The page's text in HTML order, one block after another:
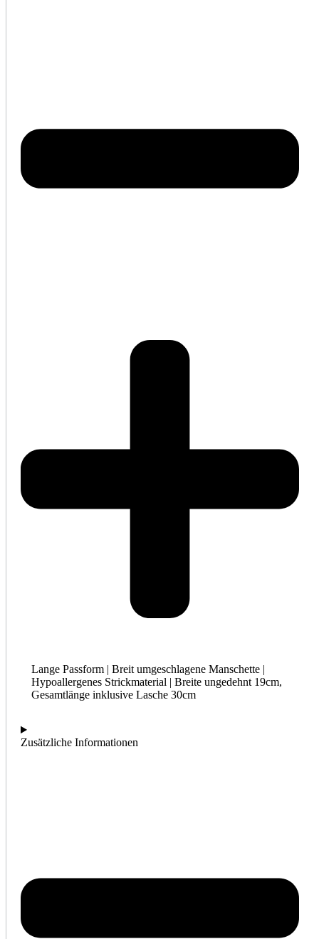
Lange Passform | Breit umgeschlagene Manschette |
Hypoallergenes Strickmaterial | Breite ungedehnt 19cm,
Gesamtlänge inklusive Lasche 30cm
Zusätzliche Informationen